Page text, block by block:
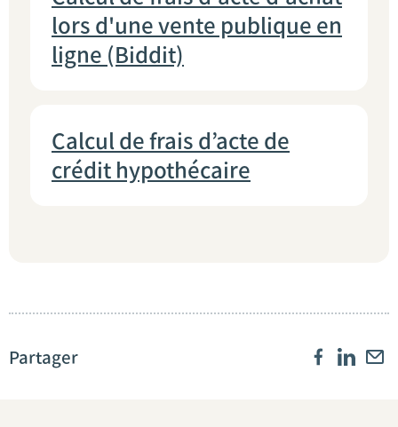
lors d'une vente publique en
ligne (Biddit)
Calcul de frais d’acte de
crédit hypothécaire
Partager